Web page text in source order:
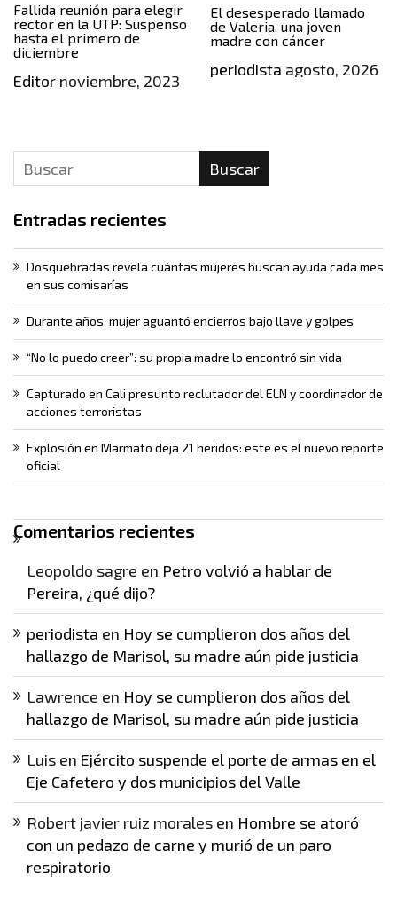
Fallida reunión para elegir
rector en la UTP: Suspenso
hasta el primero de
diciembre
Editor noviembre, 2023
El desesperado llamado
de Valeria, una joven
madre con cáncer
periodista agosto, 2026
Buscar
Entradas recientes
Dosquebradas revela cuántas mujeres buscan ayuda cada mes
en sus comisarías
Durante años, mujer aguantó encierros bajo llave y golpes
“No lo puedo creer”: su propia madre lo encontró sin vida
Capturado en Cali presunto reclutador del ELN y coordinador de
acciones terroristas
Explosión en Marmato deja 21 heridos: este es el nuevo reporte
oficial
Comentarios recientes
Leopoldo sagre en Petro volvió a hablar de
Pereira, ¿qué dijo?
periodista en Hoy se cumplieron dos años del
hallazgo de Marisol, su madre aún pide justicia
Lawrence en Hoy se cumplieron dos años del
hallazgo de Marisol, su madre aún pide justicia
Luis en Ejército suspende el porte de armas en el
Eje Cafetero y dos municipios del Valle
Robert javier ruiz morales en Hombre se atoró
con un pedazo de carne y murió de un paro
respiratorio